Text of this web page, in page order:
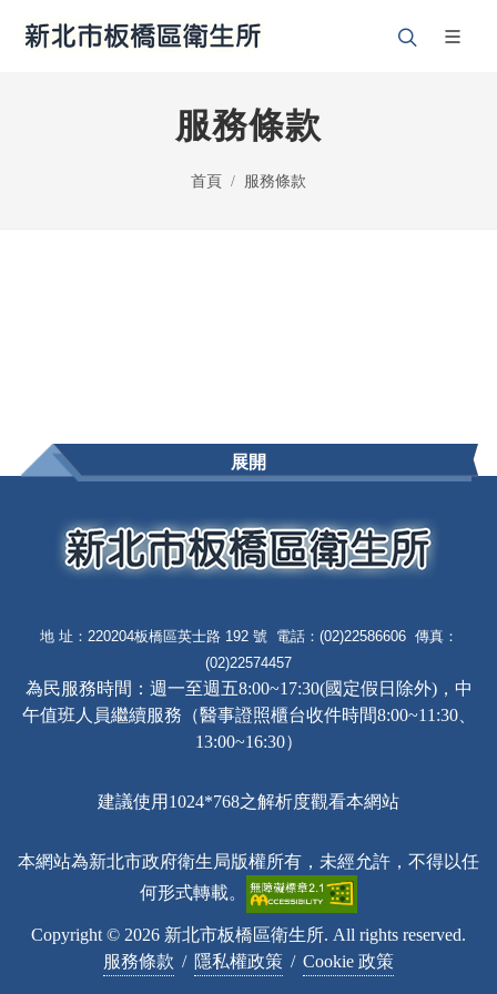
服務條款
首頁 服務條款
展開
地 址：220204板橋區英士路 192 號 電話：(02)22586606 傳真：
(02)22574457
為民服務時間：週一至週五8:00~17:30(國定假日除外)，中
午值班人員繼續服務（醫事證照櫃台收件時間8:00~11:30、
13:00~16:30）
建議使用1024*768之解析度觀看本網站
本網站為新北市政府衛生局版權所有，未經允許，不得以任
何形式轉載。
Copyright © 2026 新北市板橋區衛生所. All rights reserved.
服務條款 / 隱私權政策 / Cookie 政策